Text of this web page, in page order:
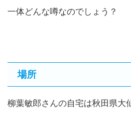
一体どんな噂なのでしょう？
場所
柳葉敏郎さんの自宅は秋田県大